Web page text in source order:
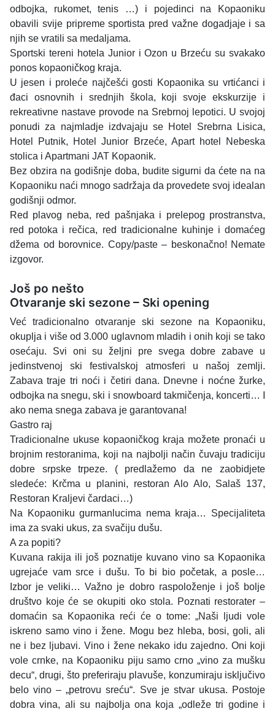
odbojka, rukomet, tenis …) i pojedinci na Kopaoniku
obavili svije pripreme sportista pred važne dogadjaje i sa
njih se vratili sa medaljama.
Sportski tereni hotela Junior i Ozon u Brzeću su svakako
ponos kopaoničkog kraja.
U jesen i proleće najčešći gosti Kopaonika su vrtićanci i
đaci osnovnih i srednjih škola, koji svoje ekskurzije i
rekreativne nastave provode na Srebrnoj lepotici. U svojoj
ponudi za najmladje izdvajaju se Hotel Srebrna Lisica,
Hotel Putnik, Hotel Junior Brzeće, Apart hotel Nebeska
stolica i Apartmani JAT Kopaonik.
Bez obzira na godišnje doba, budite sigurni da ćete na na
Kopaoniku naći mnogo sadržaja da provedete svoj idealan
godišnji odmor.
Red plavog neba, red pašnjaka i prelepog prostranstva,
red potoka i rečica, red tradicionalne kuhinje i domaćeg
džema od borovnice. Copy/paste – beskonačno! Nemate
izgovor.
Još po nešto
Otvaranje ski sezone – Ski opening
Već tradicionalno otvaranje ski sezone na Kopaoniku,
okuplja i više od 3.000 uglavnom mladih i onih koji se tako
osećaju. Svi oni su željni pre svega dobre zabave u
jedinstvenoj ski festivalskoj atmosferi u našoj zemlji.
Zabava traje tri noći i četiri dana. Dnevne i noćne žurke,
odbojka na snegu, ski i snowboard takmičenja, koncerti… I
ako nema snega zabava je garantovana!
Gastro raj
Tradicionalne ukuse kopaoničkog kraja možete pronaći u
brojnim restoranima, koji na najbolji način čuvaju tradiciju
dobre srpske trpeze. ( predlažemo da ne zaobidjete
sledeće: Krčma u planini, restoran Alo Alo, Salaš 137,
Restoran Kraljevi čardaci…)
Na Kopaoniku gurmanlucima nema kraja… Specijaliteta
ima za svaki ukus, za svačiju dušu.
A za popiti?
Kuvana rakija ili još poznatije kuvano vino sa Kopaonika
ugrejaće vam srce i dušu. To bi bio početak, a posle…
Izbor je veliki… Važno je dobro raspoloženje i još bolje
društvo koje će se okupiti oko stola. Poznati restorater –
domaćin sa Kopaonika reći će o tome: „Naši ljudi vole
iskreno samo vino i žene. Mogu bez hleba, bosi, goli, ali
ne i bez ljubavi. Vino i žene nekako idu zajedno. Oni koji
vole crnke, na Kopaoniku piju samo crno „vino za mušku
decu“, drugi, što preferiraju plavuše, konzumiraju isključivo
belo vino – „petrovu sreću“. Sve je stvar ukusa. Postoje
dobra vina, ali su najbolja ona koja „odleže tri godine i